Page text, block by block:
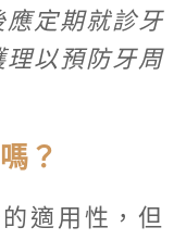
應定期就診牙
理以預防牙周
？
適用性，但